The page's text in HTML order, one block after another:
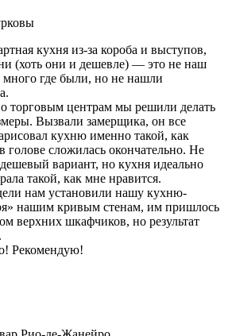
кухня из-за короба и выступов,
(хоть они и дешевле) — это не наш
где были, но не нашли
торговым центрам мы решили делать
Вызвали замерщика, он все
кухню именно такой, как
голове сложилась окончательно. Не
вариант, но кухня идеально
такой, как мне нравится.
нам установили нашу кухню-
нашим кривым стенам, им пришлось
верхних шкафчиков, но результат
Рекомендую!